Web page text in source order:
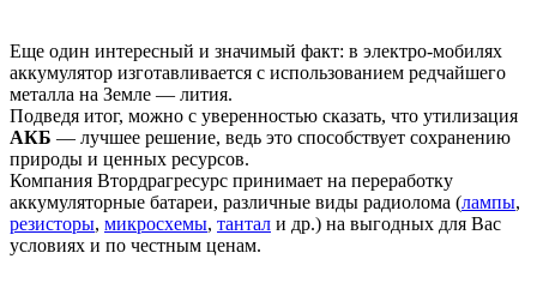
Еще один интересный и значимый факт: в электро-мобилях
аккумулятор изготавливается с использованием редчайшего
металла на Земле — лития.
Подведя итог, можно с уверенностью сказать, что утилизация
АКБ — лучшее решение, ведь это способствует сохранению
природы и ценных ресурсов.
Компания Втордрагресурс принимает на переработку
аккумуляторные батареи, различные виды радиолома (лампы,
резисторы, микросхемы, тантал и др.) на выгодных для Вас
условиях и по честным ценам.